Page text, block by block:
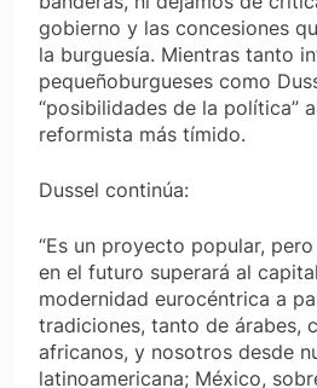
gobierno y las concesiones
la burguesía. Mientras tanto
pequeñoburgueses como
“posibilidades de la política”
reformista más tímido.
Dussel continúa:
“Es un proyecto popular,
en el futuro superará al
modernidad eurocéntrica a
tradiciones, tanto de árabes,
africanos, y nosotros desde
latinoamericana; México,